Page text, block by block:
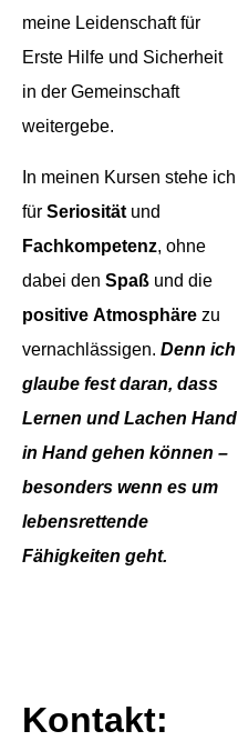
meine Leidenschaft für
Erste Hilfe und Sicherheit
in der Gemeinschaft
weitergebe.
In meinen Kursen stehe ich
für Seriosität und
Fachkompetenz, ohne
dabei den Spaß und die
positive Atmosphäre zu
vernachlässigen. Denn ich
glaube fest daran, dass
Lernen und Lachen Hand
in Hand gehen können –
besonders wenn es um
lebensrettende
Fähigkeiten geht.
Kontakt: